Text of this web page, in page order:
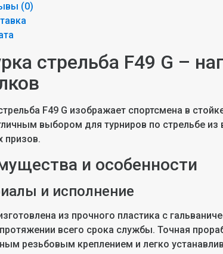
(0)
стрельба F49 G –
F49 G изображает спортсмена в
выбором для турниров по стрельбе из
призов.
и особенности
и исполнение
из прочного пластика с
всего срока службы. Точная
резьбовым креплением и легко